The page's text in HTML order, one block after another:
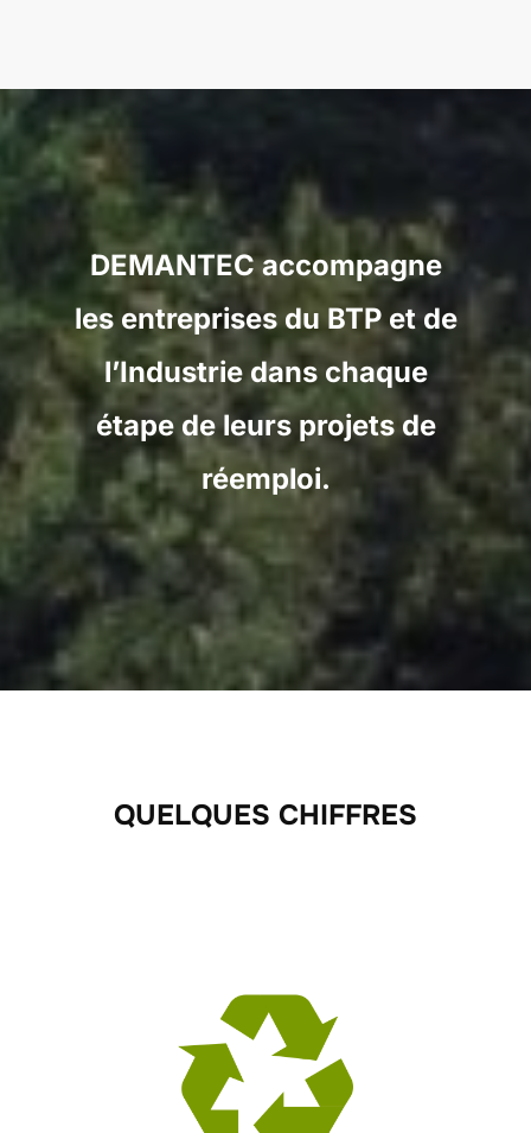
DEMANTEC accompagne
les entreprises du BTP et de
l’Industrie dans chaque
étape de leurs projets de
réemploi.
QUELQUES CHIFFRES